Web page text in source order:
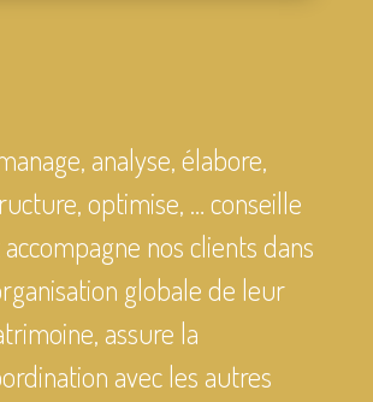
analyse, élabore,
optimise, … conseille
nos clients dans
globale de leur
assure la
avec les autres